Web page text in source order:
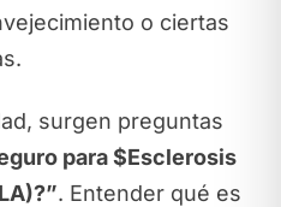
o ciertas
surgen preguntas
para $Esclerosis
. Entender qué es